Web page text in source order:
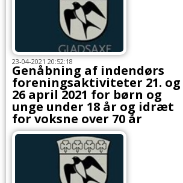
23-04-2021 20:52:18
Genåbning af indendørs
foreningsaktiviteter 21. og
26 april 2021 for børn og
unge under 18 år og idræt
for voksne over 70 år